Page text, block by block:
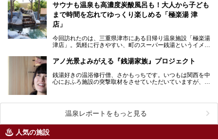
サウナも温泉も高濃度炭酸風呂も！大人から子ども
まで時間を忘れてゆっくり楽しめる「極楽湯 津
店」
今回訪れたのは、三重県津市にある日帰り温泉施設「極楽湯
津店」。気軽に行きやすい、町のスーパー銭湯というイメー
アノ光景よみがえる『銭湯家族』プロジェクト
銭湯好きの温浴修行僧、さかもっちです。いつもは関西を中
心におふろ施設の突撃取材をさせていただいていますが、今
温泉レポートをもっと見る
人気の施設